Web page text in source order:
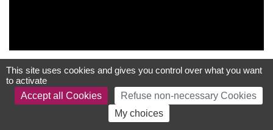
This site uses cookies and gives you control over what you want
to activate
Accept all Cookies
Refuse non-necessary Cookies
My choices